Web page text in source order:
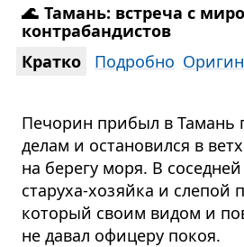
🌊 Тамань: встреча с
контрабандистов
Кратко
Подробно
Печорин прибыл в Тамань
делам и остановился в
на берегу моря. В
старуха-хозяйка и слепой
который своим видом и
не давал офицеру покоя.